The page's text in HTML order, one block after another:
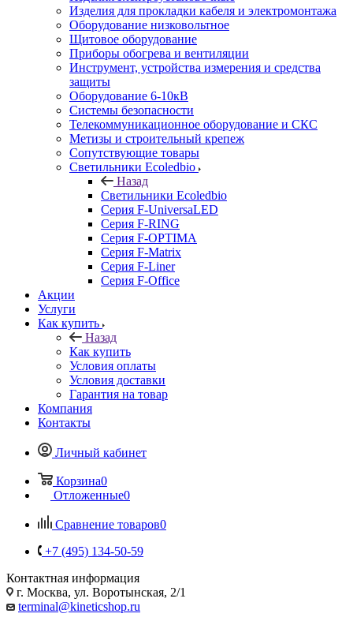
Изделия для прокладки кабеля и электромонтажа
Оборудование низковольтное
Щитовое оборудование
Приборы обогрева и вентиляции
Инструмент, устройства измерения и средства
защиты
Оборудование 6-10кВ
Системы безопасности
Телекоммуникационное оборудование и СКС
Метизы и строительный крепеж
Сопутствующие товары
Светильники Ecoledbio
Назад
Светильники Ecoledbio
Серия F-UniversaLED
Серия F-RING
Серия F-OPTIMA
Серия F-Matrix
Серия F-Liner
Серия F-Office
Акции
Услуги
Как купить
Назад
Как купить
Условия оплаты
Условия доставки
Гарантия на товар
Компания
Контакты
Личный кабинет
Корзина0
Отложенные0
Сравнение товаров0
+7 (495) 134-50-59
Контактная информация
г. Москва, ул. Воротынская, 2/1
terminal@kineticshop.ru